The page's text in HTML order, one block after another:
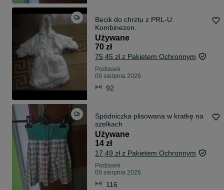
Becik do chrztu z PRL-U.
Kombinezon.
Używane
70 zł
75,45 zł z Pakietem Ochronnym
Podlasek
09 sierpnia 2026
92
Spódniczka plisowana w kratkę na
szelkach
Używane
14 zł
17,49 zł z Pakietem Ochronnym
Podlasek
09 sierpnia 2026
116